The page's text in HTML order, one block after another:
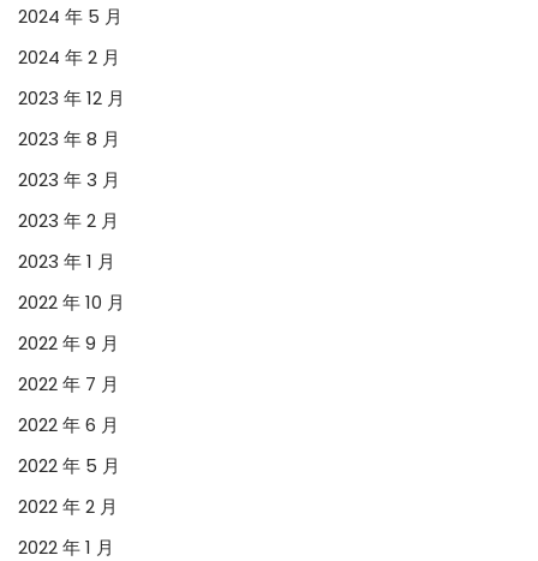
2024 年 5 月
2024 年 2 月
2023 年 12 月
2023 年 8 月
2023 年 3 月
2023 年 2 月
2023 年 1 月
2022 年 10 月
2022 年 9 月
2022 年 7 月
2022 年 6 月
2022 年 5 月
2022 年 2 月
2022 年 1 月